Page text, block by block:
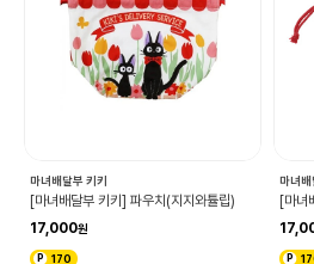
마녀배달부 키키
[마녀배달부 키키] 파우치(지지와튤립)
17,000
170
마녀배
[마녀